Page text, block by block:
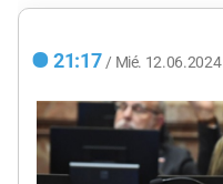
21:17 / Mié. 12.06.2024